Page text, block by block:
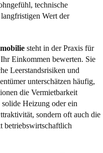
technische
Wert der
steht in der Praxis für
Einkommen bewerten. Sie
Leerstandsrisiken und
unterschätzen häufig,
die Vermietbarkeit
solide Heizung oder ein
sondern oft auch die
betriebswirtschaftlich